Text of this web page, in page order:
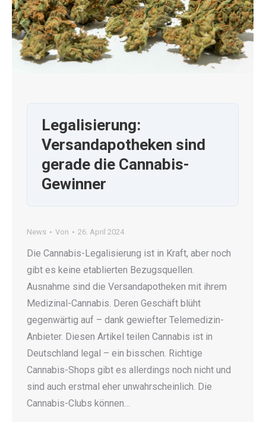
Legalisierung:
Versandapotheken sind
gerade die Cannabis-
Gewinner
News Von 26. April 2024
Die Cannabis-Legalisierung ist in Kraft, aber noch
gibt es keine etablierten Bezugsquellen.
Ausnahme sind die Versandapotheken mit ihrem
Medizinal-Cannabis. Deren Geschäft blüht
gegenwärtig auf – dank gewiefter Telemedizin-
Anbieter. Diesen Artikel teilen Cannabis ist in
Deutschland legal – ein bisschen. Richtige
Cannabis-Shops gibt es allerdings noch nicht und
sind auch erstmal eher unwahrscheinlich. Die
Cannabis-Clubs können…